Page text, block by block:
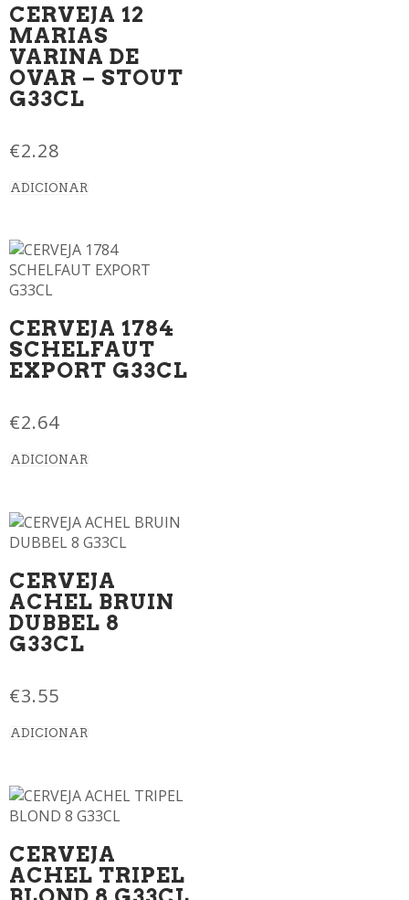
CERVEJA 12
MARIAS
VARINA DE
OVAR – STOUT
G33CL
€2.28
ADICIONAR
CERVEJA 1784
SCHELFAUT
EXPORT G33CL
€2.64
ADICIONAR
CERVEJA
ACHEL BRUIN
DUBBEL 8
G33CL
€3.55
ADICIONAR
CERVEJA
ACHEL TRIPEL